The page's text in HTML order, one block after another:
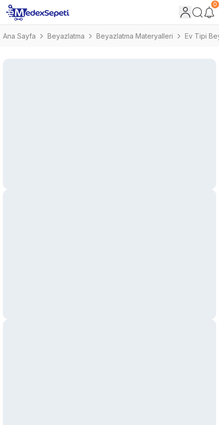
0
Ana Sayfa Beyazlatma Beyazlatma Materyalleri Ev Tipi